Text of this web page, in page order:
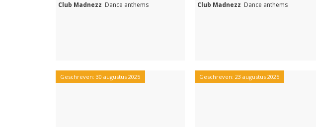
Club Madnezz Dance anthems Club Madnezz Dance anthems
Geschreven: 30 augustus 2025 Geschreven: 23 augustus 2025